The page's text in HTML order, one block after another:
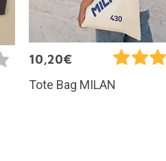
10,20€
Tote Bag MILAN